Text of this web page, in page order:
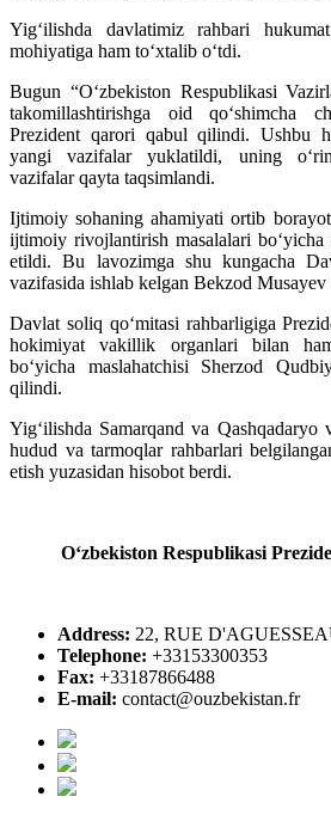
Yig‘ilishda davlatimiz rahbari
mohiyatiga ham to‘xtalib o‘tdi.
Bugun “O‘zbekiston Respublikasi
takomillashtirishga oid qo‘shimcha
Prezident qarori qabul qilindi. Ushbu
yangi vazifalar yuklatildi, uning
vazifalar qayta taqsimlandi.
Ijtimoiy sohaning ahamiyati ortib
ijtimoiy rivojlantirish masalalari
etildi. Bu lavozimga shu kungacha
vazifasida ishlab kelgan Bekzod
Davlat soliq qo‘mitasi rahbarligiga
hokimiyat vakillik organlari bilan
bo‘yicha maslahatchisi Sherzod
qilindi.
Yig‘ilishda Samarqand va
hudud va tarmoqlar rahbarlari
etish yuzasidan hisobot berdi.
O‘zbekiston Respublikasi
Address: 22, RUE
Telephone: +33153300353
Fax: +33187866488
E-mail: contact@ouzbekistan.fr